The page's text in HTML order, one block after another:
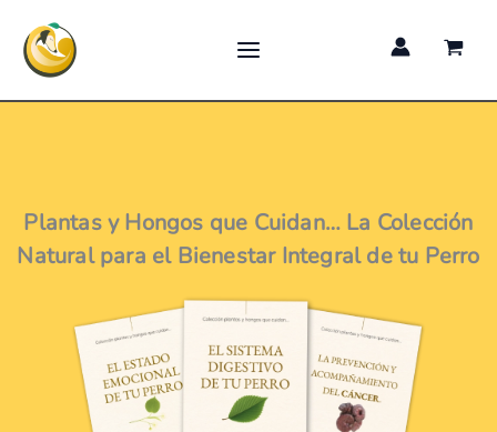
contenido
Plantas y Hongos que Cuidan… La Colección
Natural para el Bienestar Integral de tu Perro